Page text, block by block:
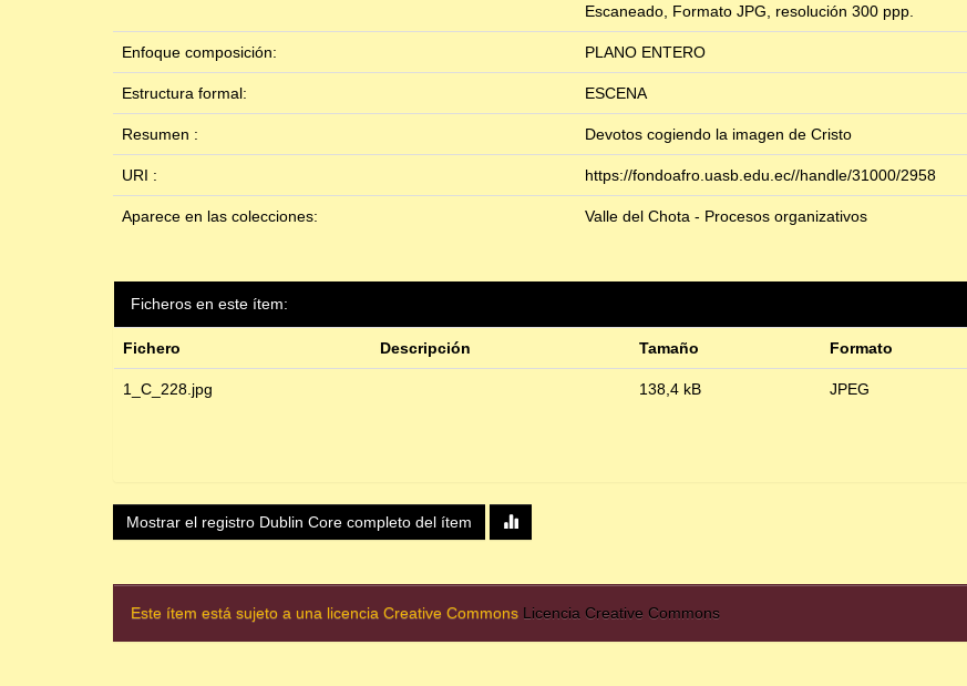
Escaneado, Formato JPG, resolución 300 ppp.
Enfoque composición: PLANO ENTERO
Estructura formal: ESCENA
Resumen : Devotos cogiendo la imagen de Cristo
URI : https://fondoafro.uasb.edu.ec//handle/31000/2958
Aparece en las colecciones: Valle del Chota - Procesos organizativos
Ficheros en este ítem:
Fichero Descripción Tamaño Formato
1_C_228.jpg 138,4 kB JPEG
Mostrar el registro Dublin Core completo del ítem
Este ítem está sujeto a una licencia Creative Commons Licencia Creative Commons